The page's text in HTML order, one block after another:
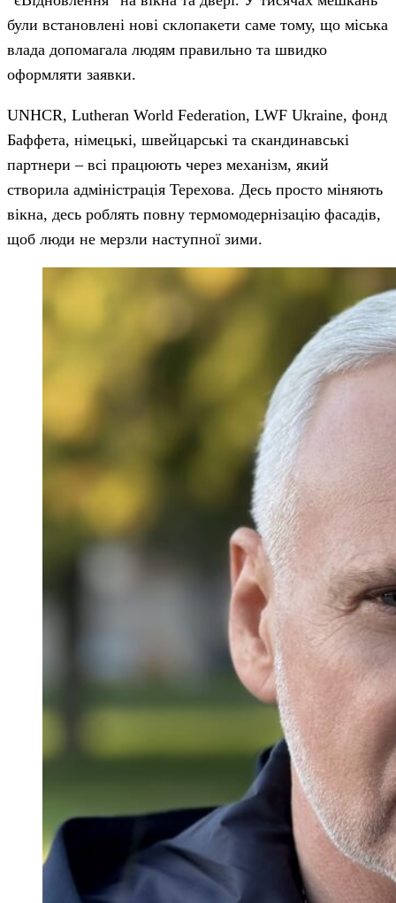
були встановлені нові склопакети саме тому, що міська
влада допомагала людям правильно та швидко
оформляти заявки.
UNHCR, Lutheran World Federation, LWF Ukraine, фонд
Баффета, німецькі, швейцарські та скандинавські
партнери – всі працюють через механізм, який
створила адміністрація Терехова. Десь просто міняють
вікна, десь роблять повну термомодернізацію фасадів,
щоб люди не мерзли наступної зими.